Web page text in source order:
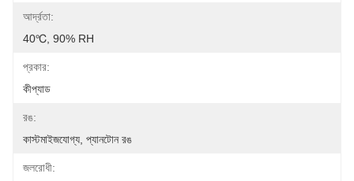
আর্দ্রতা:
40℃, 90% RH
প্রকার:
কীপ্যাড
রঙ:
কাস্টমাইজযোগ্য, প্যানটোন রঙ
জলরোধী: